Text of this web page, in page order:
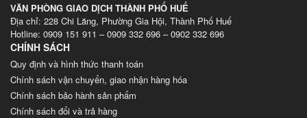
VĂN PHÒNG GIAO DỊCH THÀNH PHỐ HUẾ
Địa chỉ: 228 Chi Lăng, Phường Gia Hội, Thành Phố Huế
Hotline: 0909 151 911 – 0909 332 696 – 0902 332 696
CHÍNH SÁCH
Quy định và hình thức thanh toán
Chính sách vận chuyển, giao nhận hàng hóa
Chính sách bảo hành sản phẩm
Chính sách đổi và trả hàng